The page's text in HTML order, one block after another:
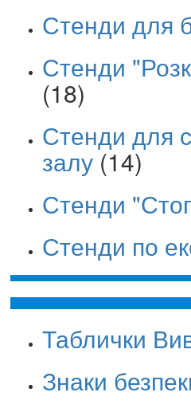
Стенди для
Стенди
(18)
Стенди для
залу(14)
Стенди
Стенди по
Таблички
Знаки